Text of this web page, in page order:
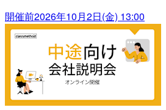
開催前2026年10月2日(金) 13:00